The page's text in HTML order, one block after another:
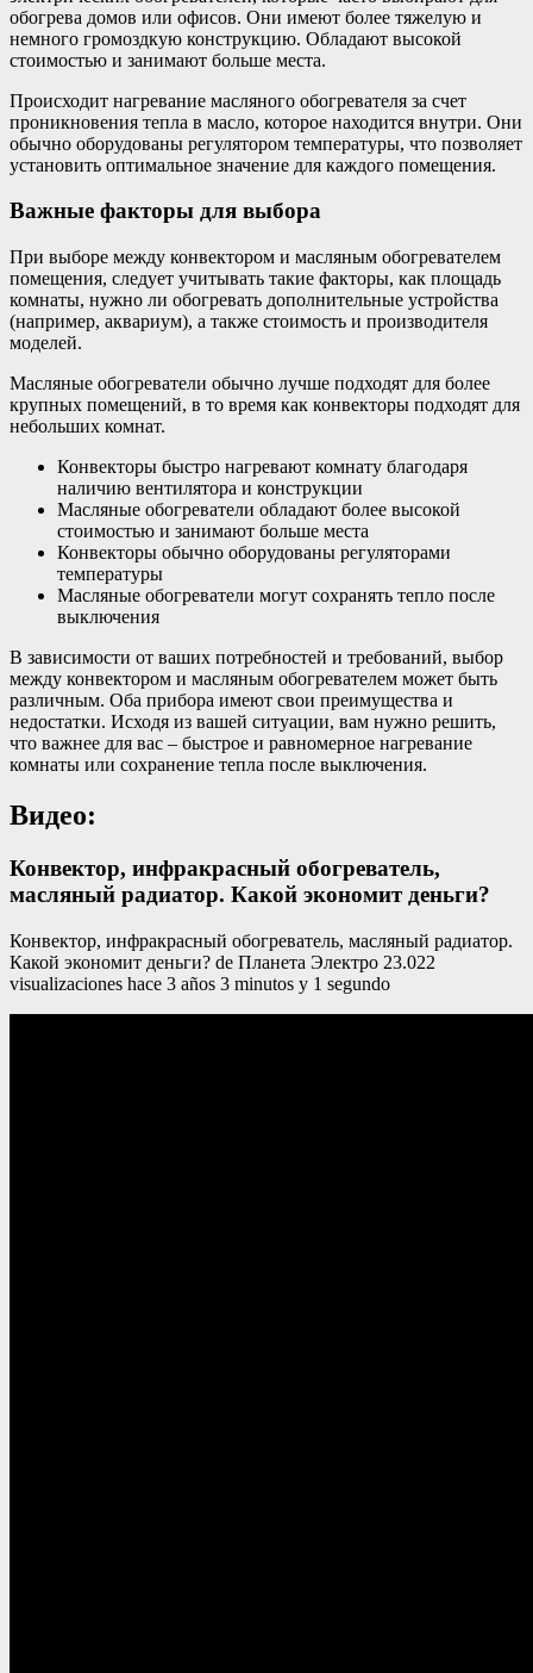
обогрева домов или офисов. Они имеют более тяжелую и
немного громоздкую конструкцию. Обладают высокой
стоимостью и занимают больше места.
Происходит нагревание масляного обогревателя за счет
проникновения тепла в масло, которое находится внутри. Они
обычно оборудованы регулятором температуры, что позволяет
установить оптимальное значение для каждого помещения.
Важные факторы для выбора
При выборе между конвектором и масляным обогревателем
помещения, следует учитывать такие факторы, как площадь
комнаты, нужно ли обогревать дополнительные устройства
(например, аквариум), а также стоимость и производителя
моделей.
Масляные обогреватели обычно лучше подходят для более
крупных помещений, в то время как конвекторы подходят для
небольших комнат.
Конвекторы быстро нагревают комнату благодаря
наличию вентилятора и конструкции
Масляные обогреватели обладают более высокой
стоимостью и занимают больше места
Конвекторы обычно оборудованы регуляторами
температуры
Масляные обогреватели могут сохранять тепло после
выключения
В зависимости от ваших потребностей и требований, выбор
между конвектором и масляным обогревателем может быть
различным. Оба прибора имеют свои преимущества и
недостатки. Исходя из вашей ситуации, вам нужно решить,
что важнее для вас – быстрое и равномерное нагревание
комнаты или сохранение тепла после выключения.
Видео:
Конвектор, инфракрасный обогреватель,
масляный радиатор. Какой экономит деньги?
Конвектор, инфракрасный обогреватель, масляный радиатор.
Какой экономит деньги? de Планета Электро 23.022
visualizaciones hace 3 años 3 minutos y 1 segundo